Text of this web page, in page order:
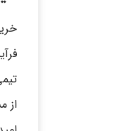
از